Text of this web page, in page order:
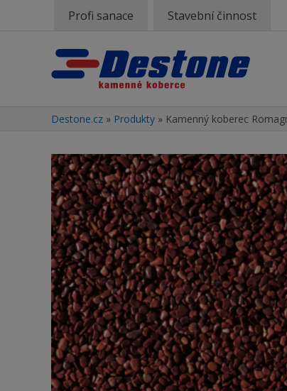
Profi sanace Stavební činnost
Destone.cz » Produkty » Kamenný koberec